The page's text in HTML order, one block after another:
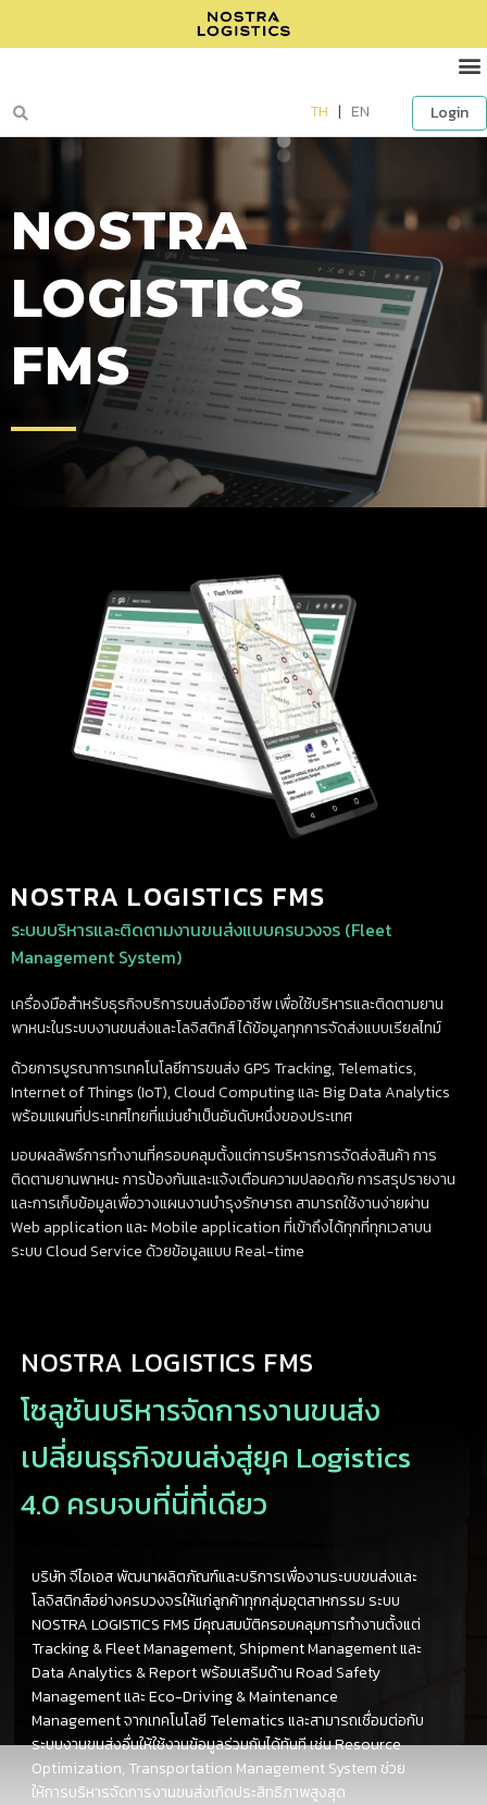
Login
TH | EN
NOSTRA
LOGISTICS
FMS
NOSTRA LOGISTICS FMS
ระบบบริหารและติดตามงานขนส่งแบบครบวงจร (Fleet
Management System)
เครื่องมือสำหรับธุรกิจบริการขนส่งมืออาชีพ เพื่อใช้บริหารและติดตามยาน
พาหนะในระบบงานขนส่งและโลจิสติกส์ ได้ข้อมูลทุกการจัดส่งแบบเรียลไทม์
ด้วยการบูรณาการเทคโนโลยีการขนส่ง GPS Tracking, Telematics,
Internet of Things (IoT), Cloud Computing และ Big Data Analytics
พร้อมแผนที่ประเทศไทยที่แม่นยำเป็นอันดับหนึ่งของประเทศ
มอบผลลัพธ์การทำงานที่ครอบคลุมตั้งแต่การบริหารการจัดส่งสินค้า การ
ติดตามยานพาหนะ การป้องกันและแจ้งเตือนความปลอดภัย การสรุปรายงาน
และการเก็บข้อมูลเพื่อวางแผนงานบำรุงรักษารถ สามารถใช้งานง่ายผ่าน
Web application และ Mobile application ที่เข้าถึงได้ทุกที่ทุกเวลาบน
ระบบ Cloud Service ด้วยข้อมูลแบบ Real-time
NOSTRA LOGISTICS FMS
โซลูชันบริหารจัดการงานขนส่ง
เปลี่ยนธุรกิจขนส่งสู่ยุค Logistics
4.0 ครบจบที่นี่ที่เดียว
บริษัท จีไอเอส พัฒนาผลิตภัณฑ์และบริการเพื่องานระบบขนส่งและ
โลจิสติกส์อย่างครบวงจรให้แก่ลูกค้าทุกกลุ่มอุตสาหกรรม ระบบ
NOSTRA LOGISTICS FMS มีคุณสมบัติครอบคลุมการทำงานตั้งแต่
Tracking & Fleet Management, Shipment Management และ
Data Analytics & Report พร้อมเสริมด้าน Road Safety
Management และ Eco-Driving & Maintenance
Management จากเทคโนโลยี Telematics และสามารถเชื่อมต่อกับ
ระบบงานขนส่งอื่นให้ใช้งานข้อมูลร่วมกันได้ทันที เช่น Resource
Optimization, Transportation Management System ช่วย
ให้การบริหารจัดการงานขนส่งเกิดประสิทธิภาพสูงสุด